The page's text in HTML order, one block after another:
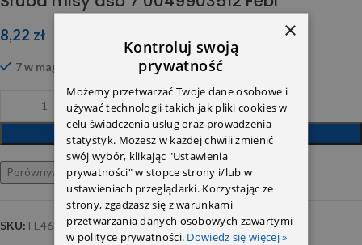
8,22 zł
7 w magazynie
DODAJ DO KOSZYKA
Porównywarka Ulubione
SKU: FE46389
×
Kontroluj swoją
prywatność
Możemy przetwarzać Twoje dane osobowe i
używać technologii takich jak pliki cookies w
celu świadczenia usług oraz prowadzenia
statystyk. Możesz w każdej chwili zmienić
swój wybór, klikając "Ustawienia
prywatności" w stopce strony i/lub w
ustawieniach przeglądarki. Korzystając ze
strony, zgadzasz się z warunkami
przetwarzania danych osobowych zawartymi
w polityce prywatności. Dowiedz się więcej »